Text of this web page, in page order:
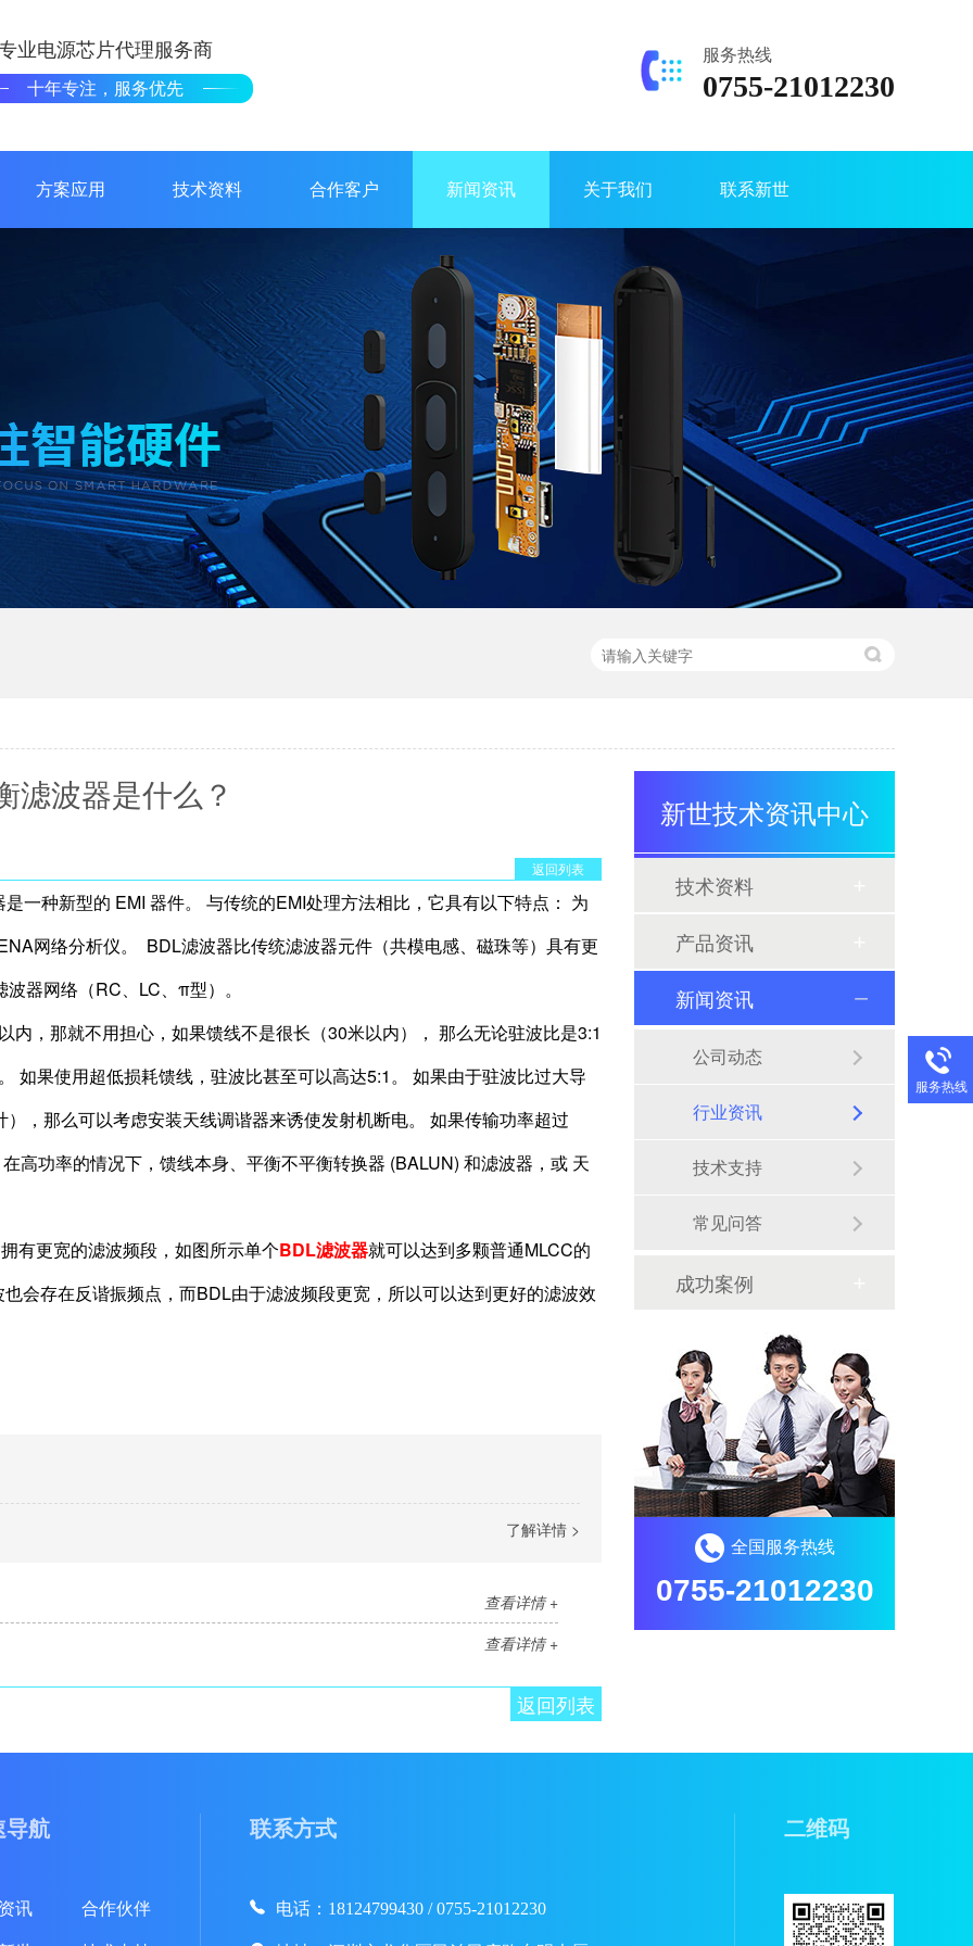
服务热线
0755-21012230
业电源芯片代理服务商
十年专注，服务优先
方案应用 技术资料 合作客户 新闻资讯 关于我们 联系新世
滤波器是什么？
返回列表
一种新型的 EMI 器件。 与传统的EMI处理方法相比，它具有以下特点： 为
网络分析仪。 BDL滤波器比传统滤波器元件（共模电感、磁珠等）具有更
器网络（RC、LC、π型）。
那就不用担心，如果馈线不是很长（30米以内）， 那么无论驻波比是3:1
如果使用超低损耗馈线，驻波比甚至可以高达5:1。 如果由于驻波比过大导
，那么可以考虑安装天线调谐器来诱使发射机断电。 如果传输功率超过
高功率的情况下，馈线本身、平衡不平衡转换器 (BALUN) 和滤波器，或 天
更宽的滤波频段，如图所示单个BDL滤波器就可以达到多颗普通MLCC的
会存在反谐振频点，而BDL由于滤波频段更宽，所以可以达到更好的滤波效
了解详情 >
查看详情 +
查看详情 +
返回列表
新世技术资讯中心
技术资料
产品资讯
新闻资讯
公司动态
行业资讯
技术支持
常见问答
成功案例
全国服务热线
0755-21012230
二维码
导航
讯 合作伙伴
联系方式
电话：18124799430 / 0755-21012230
服务热线